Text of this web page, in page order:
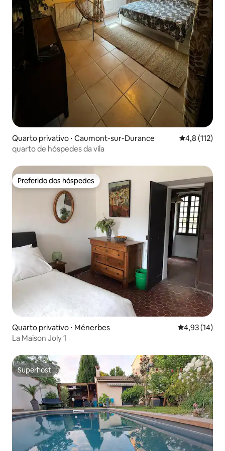
Quarto privativo ⋅ Caumont-sur-Durance 4,8 de uma
4,8 (112)
quarto de hóspedes da vila
Preferido dos hóspedes
Preferido dos hóspedes
Quarto privativo ⋅ Ménerbes 4,93 de uma
4,93 (14)
La Maison Joly 1
Superhost
Superhost